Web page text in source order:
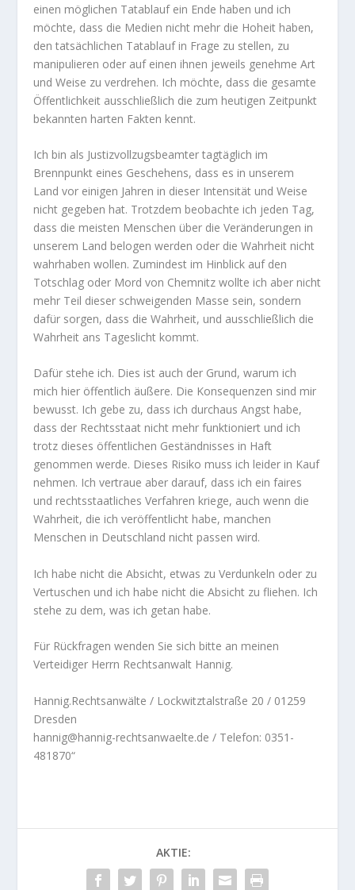
einen möglichen Tatablauf ein Ende haben und ich
möchte, dass die Medien nicht mehr die Hoheit haben,
den tatsächlichen Tatablauf in Frage zu stellen, zu
manipulieren oder auf einen ihnen jeweils genehme Art
und Weise zu verdrehen. Ich möchte, dass die gesamte
Öffentlichkeit ausschließlich die zum heutigen Zeitpunkt
bekannten harten Fakten kennt.
Ich bin als Justizvollzugsbeamter tagtäglich im
Brennpunkt eines Geschehens, dass es in unserem
Land vor einigen Jahren in dieser Intensität und Weise
nicht gegeben hat. Trotzdem beobachte ich jeden Tag,
dass die meisten Menschen über die Veränderungen in
unserem Land belogen werden oder die Wahrheit nicht
wahrhaben wollen. Zumindest im Hinblick auf den
Totschlag oder Mord von Chemnitz wollte ich aber nicht
mehr Teil dieser schweigenden Masse sein, sondern
dafür sorgen, dass die Wahrheit, und ausschließlich die
Wahrheit ans Tageslicht kommt.
Dafür stehe ich. Dies ist auch der Grund, warum ich
mich hier öffentlich äußere. Die Konsequenzen sind mir
bewusst. Ich gebe zu, dass ich durchaus Angst habe,
dass der Rechtsstaat nicht mehr funktioniert und ich
trotz dieses öffentlichen Geständnisses in Haft
genommen werde. Dieses Risiko muss ich leider in Kauf
nehmen. Ich vertraue aber darauf, dass ich ein faires
und rechtsstaatliches Verfahren kriege, auch wenn die
Wahrheit, die ich veröffentlicht habe, manchen
Menschen in Deutschland nicht passen wird.
Ich habe nicht die Absicht, etwas zu Verdunkeln oder zu
Vertuschen und ich habe nicht die Absicht zu flie­hen. Ich
stehe zu dem, was ich getan habe.
Für Rückfragen wenden Sie sich bitte an meinen
Verteidiger Herrn Rechtsanwalt Hannig.
Hannig.Rechtsanwälte / Lockwitztalstraße 20 / 01259
Dresden
hannig@hannig-rechtsanwaelte.de / Telefon: 0351-
481870“
AKTIE: